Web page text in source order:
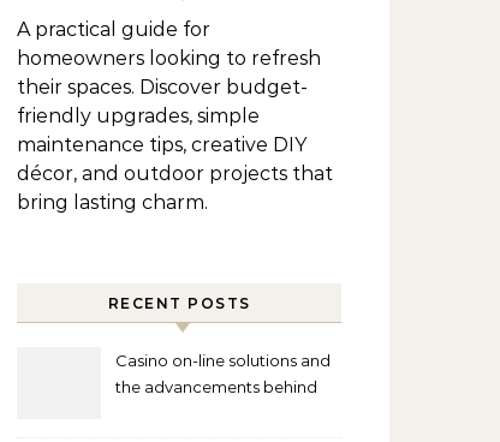
A practical guide for
homeowners looking to refresh
their spaces. Discover budget-
friendly upgrades, simple
maintenance tips, creative DIY
décor, and outdoor projects that
bring lasting charm.
RECENT POSTS
Casino on-line solutions and
the advancements behind